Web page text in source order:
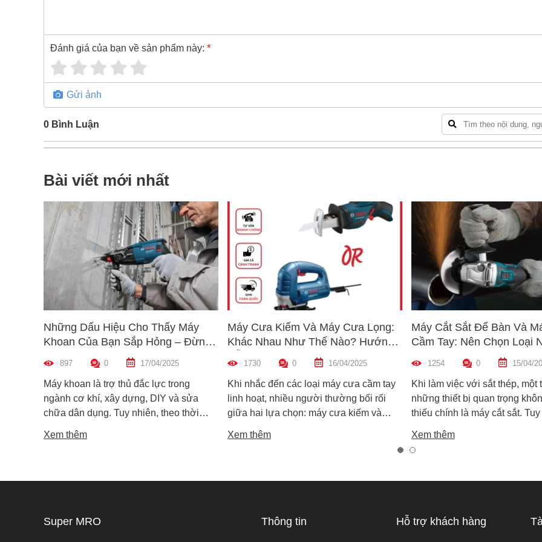
Đánh giá của bạn về sản phẩm này: *
Gửi ảnh
0 Bình Luận
Bài viết mới nhất
Những Dấu Hiệu Cho Thấy Máy
Khoan Của Bạn Sắp Hỏng – Đừng
897 0 17/04/2025
Máy khoan là trợ thủ đắc lực trong
ngành cơ khí, xây dựng, DIY và sửa
chữa dân dụng. Tuy nhiên, theo thời
xuống cấp và hư hỏng nếu không được
các dấu hiệu máy khoan sắp hỏng? Hãy
Xem thêm
Máy Cưa Kiếm Và Máy Cưa Lọng:
Khác Nhau Như Thế Nào? Hướng
Dẫn Chọn Máy Phù Hợp
1730 0 16/04/2025
Khi nhắc đến các loại máy cưa cầm tay
linh hoạt, nhiều người thường bối rối
giữa hai lựa chọn: máy cưa kiếm và
trong các công việc cắt gỗ, sắt, nhựa và
khác nhau như thế nào? Loại nào sẽ
phù hợp với công việc của bạn hơn?
Xem thêm
Máy Cắt Sắt Để Bàn Và
Cầm Tay: Nên Chọn Loại
Hợp Nhất?
1254 0 15/04/
Khi làm việc với sắt thép, một
những thiết bị quan trọng
thiếu chính là máy cắt sắt.
biến là máy cắt sắt để bàn và
sắt cầm tay, khiến nhiều
và tư vấn chọn lựa loại máy
nhất với nhu cầu sử dụng
Xem thêm
Super MRO Thông tin Hỗ trợ khách hàng